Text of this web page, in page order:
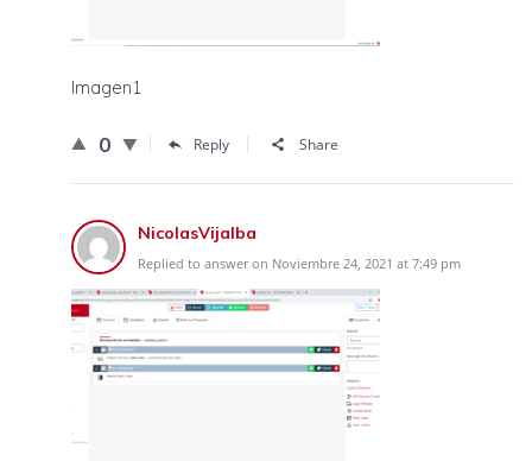
Imagen1
0 Reply Share
NicolasVijalba
Replied to answer on Noviembre 24, 2021 at 7:49 pm